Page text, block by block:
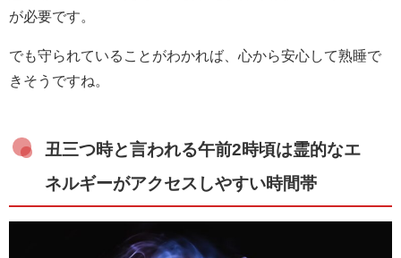
が必要です。
でも守られていることがわかれば、心から安心して熟睡で
きそうですね。
丑三つ時と言われる午前2時頃は霊的なエ
ネルギーがアクセスしやすい時間帯